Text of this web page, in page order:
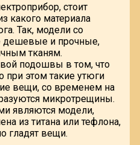
стоит
какого материала
Так, модели со
дешевые и прочные,
тканям.
подошвы в том, что
при этом такие утюги
вещи, со временем на
микротрещины.
являются модели,
из титана или тефлона,
гладят вещи.